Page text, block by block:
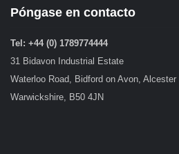
Póngase en contacto
Tel: +44 (0) 1789774444
31 Bidavon Industrial Estate
Waterloo Road, Bidford on Avon, Alcester
Warwickshire, B50 4JN